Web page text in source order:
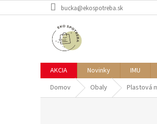
na
bucka@ekospotreba.sk
AKCIA Novinky IMU
Domov
Obaly Plastová